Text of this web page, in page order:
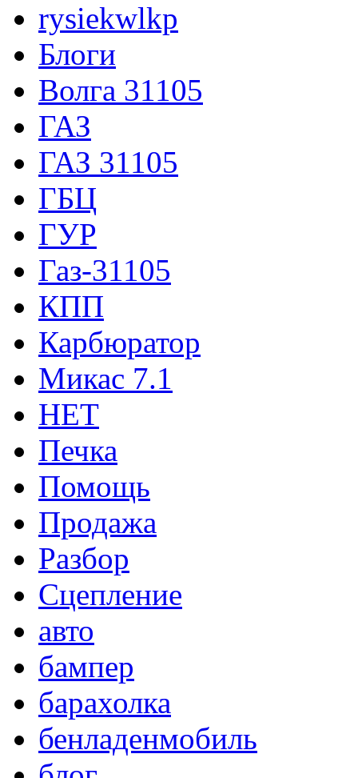
rysiekwlkp
Блоги
Волга 31105
ГАЗ
ГАЗ 31105
ГБЦ
ГУР
Газ-31105
КПП
Карбюратор
Микас 7.1
НЕТ
Печка
Помощь
Продажа
Разбор
Сцепление
авто
бампер
барахолка
бенладенмобиль